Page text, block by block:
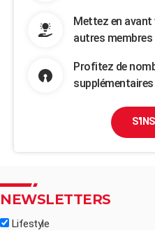
Mettez en avant
autres membres
Profitez de
NEWSLETTERS
Lifestyle